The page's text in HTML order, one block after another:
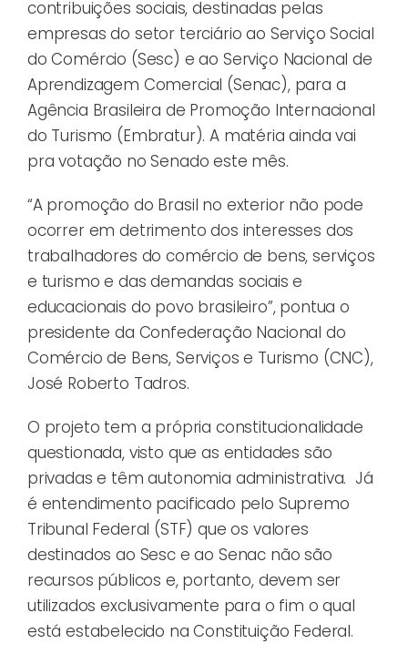
contribuições sociais, destinadas pelas
empresas do setor terciário ao Serviço Social
do Comércio (Sesc) e ao Serviço Nacional de
Aprendizagem Comercial (Senac), para a
Agência Brasileira de Promoção Internacional
do Turismo (Embratur). A matéria ainda vai
pra votação no Senado este mês.
“A promoção do Brasil no exterior não pode
ocorrer em detrimento dos interesses dos
trabalhadores do comércio de bens, serviços
e turismo e das demandas sociais e
educacionais do povo brasileiro”, pontua o
presidente da Confederação Nacional do
Comércio de Bens, Serviços e Turismo (CNC),
José Roberto Tadros.
O projeto tem a própria constitucionalidade
questionada, visto que as entidades são
privadas e têm autonomia administrativa. Já
é entendimento pacificado pelo Supremo
Tribunal Federal (STF) que os valores
destinados ao Sesc e ao Senac não são
recursos públicos e, portanto, devem ser
utilizados exclusivamente para o fim o qual
está estabelecido na Constituição Federal.